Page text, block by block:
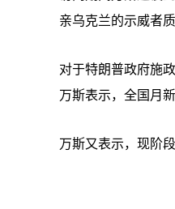
亲乌克兰的示威者
对于特朗普政府施
万斯表示，全国月
万斯又表示，现阶